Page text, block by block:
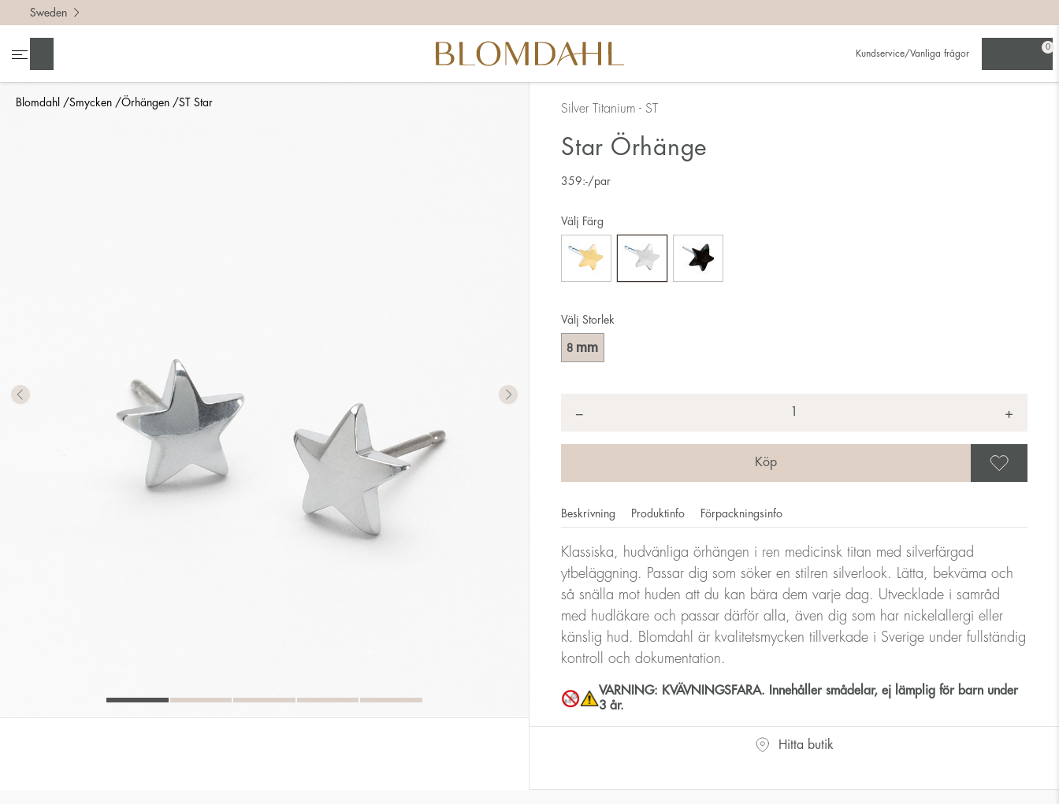
Blomdahl Smycken Örhängen ST Star
Sweden
Kundservice/Vanliga frågor
0
Silver Titanium - ST
Star Örhänge
359:-/par
Välj Storlek
8 mm
Välj Färg
− +
Beskrivning Produktinfo Förpackningsinfo
Klassiska, hudvänliga örhängen i ren medicinsk titan med silverfärgad
ytbeläggning. Passar dig som söker en stilren silverlook. Lätta, bekväma och
så snälla mot huden att du kan bära dem varje dag. Utvecklade i samråd
med hudläkare och passar därför alla, även dig som har nickelallergi eller
känslig hud. Blomdahl är kvalitetsmycken tillverkade i Sverige under fullständig
kontroll och dokumentation.
VARNING: KVÄVNINGSFARA. Innehåller smådelar, ej lämplig för barn under
3 år.
Hitta butik